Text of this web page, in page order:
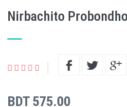
Nirbachito
BDT 575.00